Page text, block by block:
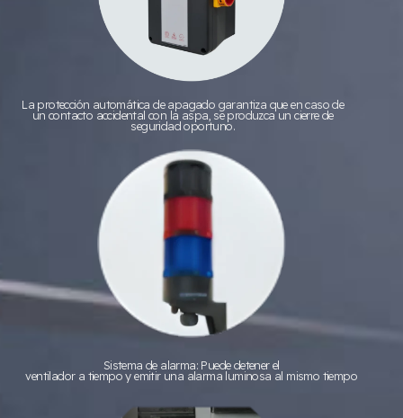
La protección automática de apagado garantiza que en caso de
un contacto accidental con la aspa, se produzca un cierre de
seguridad oportuno.
Sistema de alarma: Puede detener el
ventilador a tiempo y emitir una alarma luminosa al mismo tiempo